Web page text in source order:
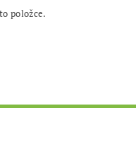
položce.